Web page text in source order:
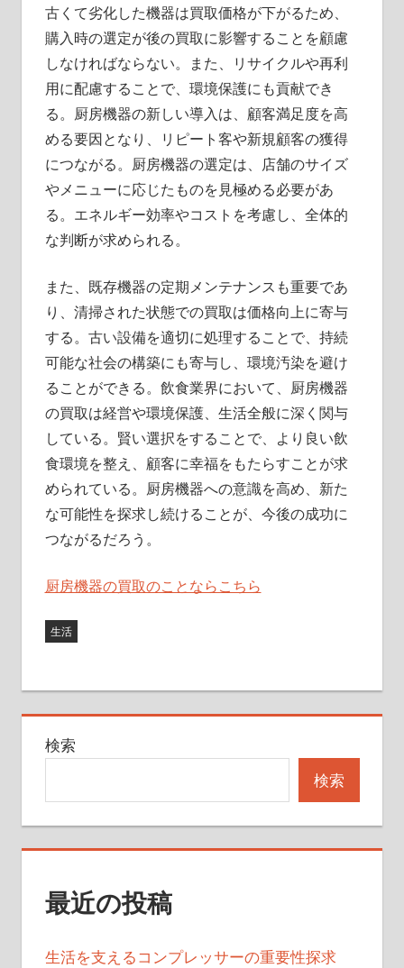
古くて劣化した機器は買取価格が下がるため、
購入時の選定が後の買取に影響することを顧慮
しなければならない。また、リサイクルや再利
用に配慮することで、環境保護にも貢献でき
る。厨房機器の新しい導入は、顧客満足度を高
める要因となり、リピート客や新規顧客の獲得
につながる。厨房機器の選定は、店舗のサイズ
やメニューに応じたものを見極める必要があ
る。エネルギー効率やコストを考慮し、全体的
な判断が求められる。
また、既存機器の定期メンテナンスも重要であ
り、清掃された状態での買取は価格向上に寄与
する。古い設備を適切に処理することで、持続
可能な社会の構築にも寄与し、環境汚染を避け
ることができる。飲食業界において、厨房機器
の買取は経営や環境保護、生活全般に深く関与
している。賢い選択をすることで、より良い飲
食環境を整え、顧客に幸福をもたらすことが求
められている。厨房機器への意識を高め、新た
な可能性を探求し続けることが、今後の成功に
つながるだろう。
厨房機器の買取のことならこちら
生活
検索
検索
最近の投稿
生活を支えるコンプレッサーの重要性探求